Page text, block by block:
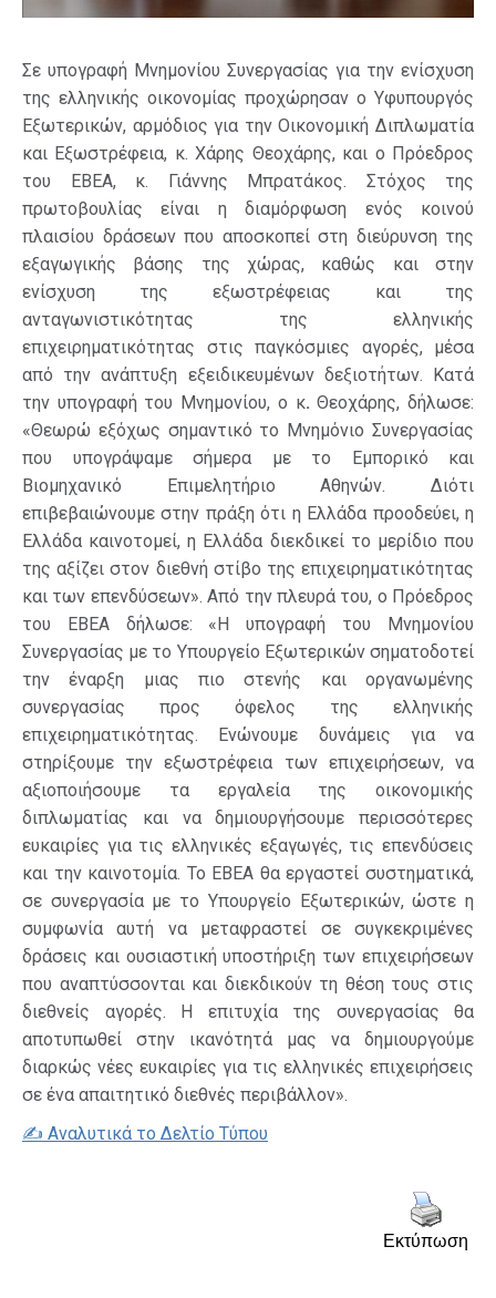
Σε υπογραφή Μνημονίου Συνεργασίας για την ενίσχυση
της ελληνικής οικονομίας προχώρησαν ο Υφυπουργός
Εξωτερικών, αρμόδιος για την Οικονομική Διπλωματία
και Εξωστρέφεια, κ. Χάρης Θεοχάρης, και ο Πρόεδρος
του ΕΒΕΑ, κ. Γιάννης Μπρατάκος. Στόχος της
πρωτοβουλίας είναι η διαμόρφωση ενός κοινού
πλαισίου δράσεων που αποσκοπεί στη διεύρυνση της
εξαγωγικής βάσης της χώρας, καθώς και στην
ενίσχυση της εξωστρέφειας και της
ανταγωνιστικότητας της ελληνικής
επιχειρηματικότητας στις παγκόσμιες αγορές, μέσα
από την ανάπτυξη εξειδικευμένων δεξιοτήτων. Κατά
την υπογραφή του Μνημονίου, ο κ. Θεοχάρης, δήλωσε:
«Θεωρώ εξόχως σημαντικό το Μνημόνιο Συνεργασίας
που υπογράψαμε σήμερα με το Εμπορικό και
Βιομηχανικό Επιμελητήριο Αθηνών. Διότι
επιβεβαιώνουμε στην πράξη ότι η Ελλάδα προοδεύει, η
Ελλάδα καινοτομεί, η Ελλάδα διεκδικεί το μερίδιο που
της αξίζει στον διεθνή στίβο της επιχειρηματικότητας
και των επενδύσεων». Από την πλευρά του, ο Πρόεδρος
του ΕΒΕΑ δήλωσε: «Η υπογραφή του Μνημονίου
Συνεργασίας με το Υπουργείο Εξωτερικών σηματοδοτεί
την έναρξη μιας πιο στενής και οργανωμένης
συνεργασίας προς όφελος της ελληνικής
επιχειρηματικότητας. Ενώνουμε δυνάμεις για να
στηρίξουμε την εξωστρέφεια των επιχειρήσεων, να
αξιοποιήσουμε τα εργαλεία της οικονομικής
διπλωματίας και να δημιουργήσουμε περισσότερες
ευκαιρίες για τις ελληνικές εξαγωγές, τις επενδύσεις
και την καινοτομία. Το ΕΒΕΑ θα εργαστεί συστηματικά,
σε συνεργασία με το Υπουργείο Εξωτερικών, ώστε η
συμφωνία αυτή να μεταφραστεί σε συγκεκριμένες
δράσεις και ουσιαστική υποστήριξη των επιχειρήσεων
που αναπτύσσονται και διεκδικούν τη θέση τους στις
διεθνείς αγορές. Η επιτυχία της συνεργασίας θα
αποτυπωθεί στην ικανότητά μας να δημιουργούμε
διαρκώς νέες ευκαιρίες για τις ελληνικές επιχειρήσεις
σε ένα απαιτητικό διεθνές περιβάλλον».
✍️ Αναλυτικά το Δελτίο Τύπου
Εκτύπωση